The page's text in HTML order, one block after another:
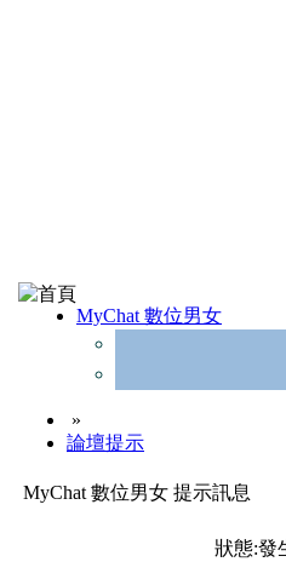
MyChat 數位男女
»
論壇提示
MyChat 數位男女 提示訊息
狀態:發